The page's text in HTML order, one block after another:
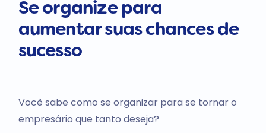
Se organize para
aumentar suas chances de
sucesso
Você sabe como se organizar para se tornar o
empresário que tanto deseja?